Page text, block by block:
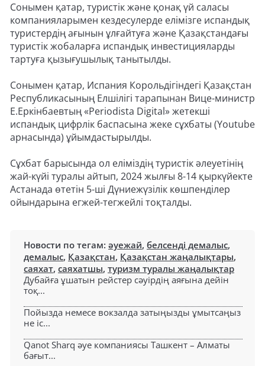
Сонымен қатар, туристік және қонақ үй саласы
компанияларымен кездесулерде елімізге испандық
туристердің ағынын ұлғайтуға және Қазақстандағы
туристік жобаларға испандық инвестицияларды
тартуға қызығушылық танытылды.
Сонымен қатар, Испания Корольдігіндегі Қазақстан
Республикасының Елшілігі тарапынан Вице-министр
Е.Еркінбаевтың «Periodista Digital» жетекші
испандық цифрлік баспасына жеке сұхбаты (Youtube
арнасында) ұйымдастырылды.
Сұхбат барысында ол еліміздің туристік әлеуетінің
жай-күйі туралы айтып, 2024 жылғы 8-14 қыркүйекте
Астанада өтетін 5-ші Дүниежүзілік көшпенділер
ойындарына егжей-тегжейлі тоқталды.
Новости по тегам: әуежай, белсенді демалыс,
демалыс, Қазақстан, Қазақстан жаңалықтары,
саяхат, саяхатшы, туризм туралы жаңалықтар
Дубайға ұшатын рейстер сәуірдің аяғына дейін
тоқ...
Пойызда немесе вокзалда затыңызды ұмытсаңыз
не іс...
Qanot Sharq әуе компаниясы Ташкент – Алматы
бағыт...